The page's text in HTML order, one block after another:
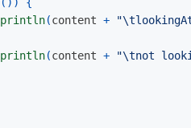
println(content +
println(content +
"\tnot